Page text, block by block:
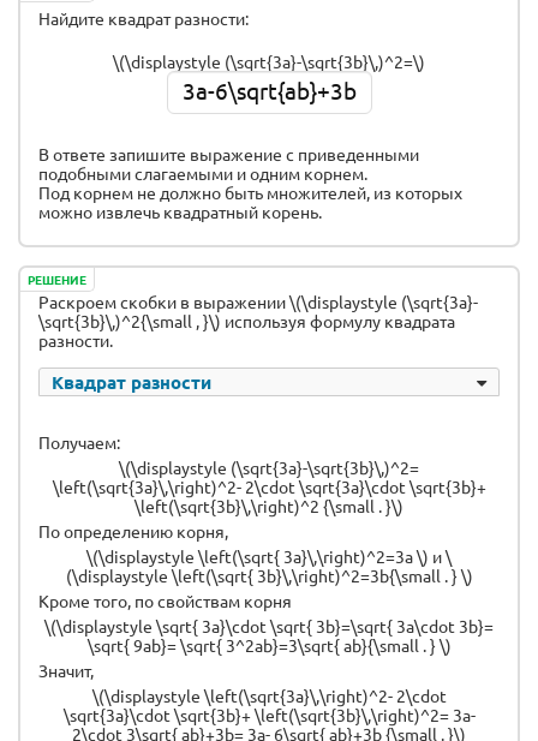
Найдите квадрат разности:
\(\displaystyle (\sqrt{3a}-\sqrt{3b}\,)^2=\)
3a-6\sqrt{ab}+3b
В ответе запишите выражение с приведенными
подобными слагаемыми и одним корнем.
Под корнем не должно быть множителей, из которых
можно извлечь квадратный корень.
РЕШЕНИЕ
Раскроем скобки в выражении \(\displaystyle (\sqrt{3a}-
\sqrt{3b}\,)^2{\small , }\) используя формулу квадрата
разности.
Квадрат разности
Получаем:
\(\displaystyle (\sqrt{3a}-\sqrt{3b}\,)^2=
\left(\sqrt{3a}\,\right)^2- 2\cdot \sqrt{3a}\cdot \sqrt{3b}+
\left(\sqrt{3b}\,\right)^2 {\small . }\)
По определению корня,
\(\displaystyle \left(\sqrt{ 3a}\,\right)^2=3a \) и \
(\displaystyle \left(\sqrt{ 3b}\,\right)^2=3b{\small . } \)
Кроме того, по свойствам корня
\(\displaystyle \sqrt{ 3a}\cdot \sqrt{ 3b}=\sqrt{ 3a\cdot 3b}=
\sqrt{ 9ab}= \sqrt{ 3^2ab}=3\sqrt{ ab}{\small . } \)
Значит,
\(\displaystyle \left(\sqrt{3a}\,\right)^2- 2\cdot
\sqrt{3a}\cdot \sqrt{3b}+ \left(\sqrt{3b}\,\right)^2= 3a-
2\cdot 3\sqrt{ ab}+3b= 3a- 6\sqrt{ ab}+3b {\small . }\)